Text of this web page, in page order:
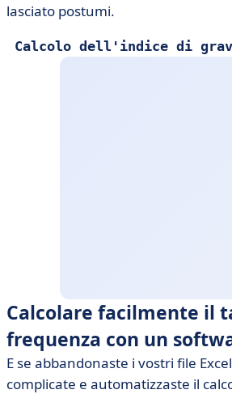
lasciato postumi.
Calcolo dell'indice di
Calcolare facilmente il
frequenza con un
E se abbandonaste i vostri file
complicate e automatizzaste il